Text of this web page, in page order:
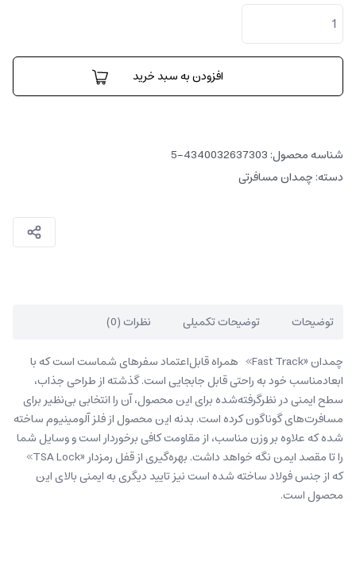
چمدان
فست
ترک
عدد
افزودن به سبد خرید
شناسه محصول: 4340032637303-5
دسته: چمدان مسافرتی
توضیحات توضیحات تکمیلی نظرات (0)
چمدان «Fast Track» همراه قابل‌اعتماد سفرهای شماست است که با
ابعادمناسب خود به راحتی قابل جابجایی است. گذشته از طراحی جذاب،
سطح ایمنی در نظرگرفته‌شده برای این محصول، آن را انتخابی بی‌نظیر برای
مسافرت‌های گوناگون کرده است. بدنه این محصول از فلز آلومینیوم ساخته
شده که علاوه بر وزن مناسب، از مقاومت کافی برخوردار است و وسایل شما
را تا مقصد ایمن نگه خواهد داشت. بهره‌گیری از قفل رمزدار «TSA Lock»
که از جنس فولاد ساخته شده است نیز تایید دیگری به ایمنی بالای این
محصول است.